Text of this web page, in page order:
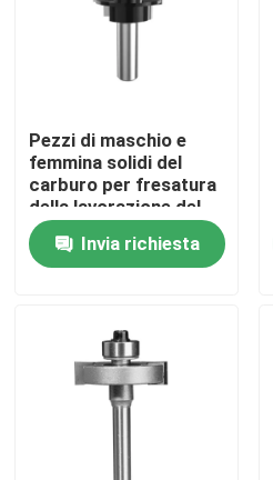
Casa
Prodotti
Giro della fabbrica
Controllo di qualità
Pezzi di maschio e
femmina solidi del
carburo per fresatura
della lavorazione del
legno con la Tabella
del routerInvia richiesta